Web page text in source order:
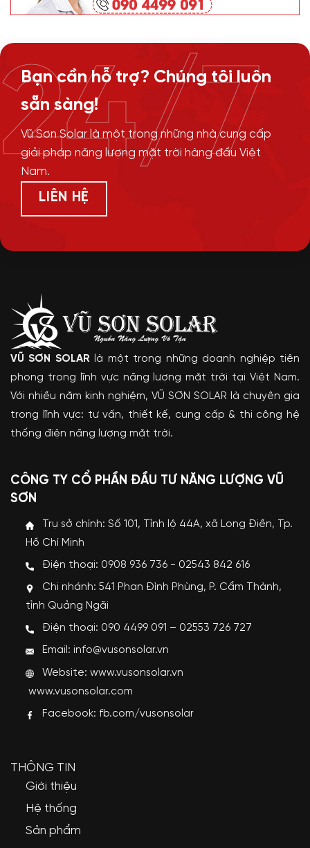
Bạn cần hỗ trợ? Chúng tôi luôn
sẵn sàng!
Vũ Sơn Solar là một trong những nhà cung cấp
giải pháp năng lượng mặt trời hàng đầu Việt
Nam.
LIÊN HỆ
24/7
VŨ SƠN SOLAR là một trong những doanh nghiệp tiên
phong trong lĩnh vực năng lượng mặt trời tại Việt Nam.
Với nhiều năm kinh nghiệm, VŨ SƠN SOLAR là chuyên gia
trong lĩnh vực: tư vấn, thiết kế, cung cấp & thi công hệ
thống điện năng lượng mặt trời.
CÔNG TY CỔ PHẦN ĐẦU TƯ NĂNG LƯỢNG VŨ
SƠN
Trụ sở chính: Số 101, Tỉnh lộ 44A, xã Long Điền, Tp.
Hồ Chí Minh
Điện thoại: 0908 936 736 - 02543 842 616
Chi nhánh: 541 Phan Đình Phùng, P. Cẩm Thành,
tỉnh Quảng Ngãi
Điện thoại: 090 4499 091 – 02553 726 727
Email: info@vusonsolar.vn
Website:www.vusonsolar.vn
www.vusonsolar.com
Facebook: fb.com/vusonsolar
THÔNG TIN
Giới thiệu
Hệ thống
Sản phẩm